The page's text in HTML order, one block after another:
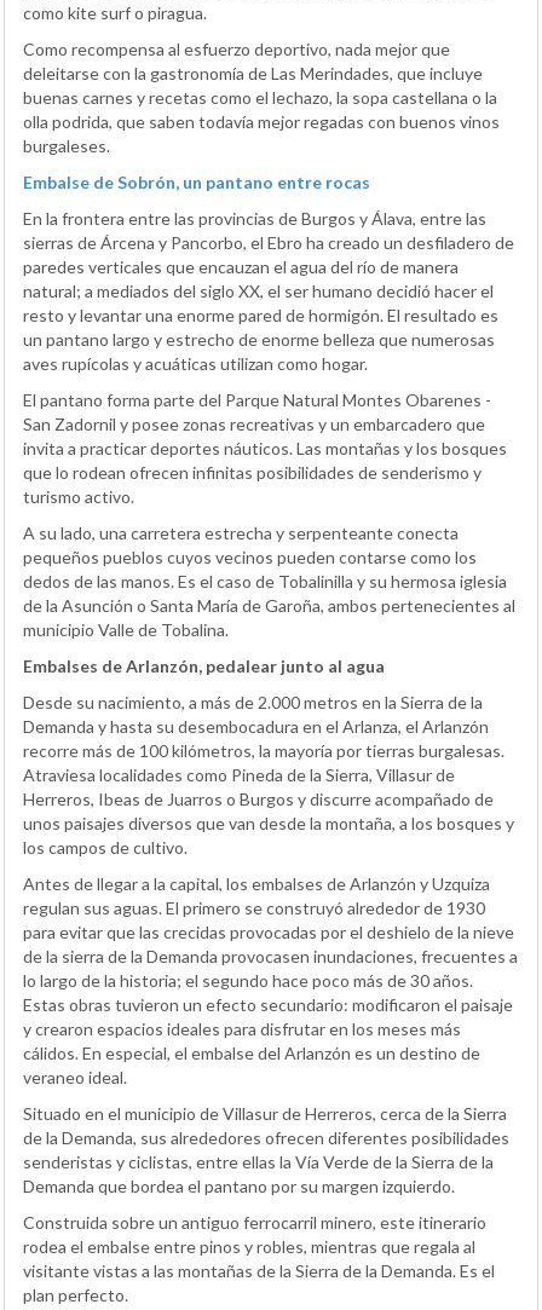
como kite surf o piragua.
Como recompensa al esfuerzo deportivo, nada mejor que
deleitarse con la gastronomía de Las Merindades, que incluye
buenas carnes y recetas como el lechazo, la sopa castellana o la
olla podrida, que saben todavía mejor regadas con buenos vinos
burgaleses.
Embalse de Sobrón, un pantano entre rocas
En la frontera entre las provincias de Burgos y Álava, entre las
sierras de Árcena y Pancorbo, el Ebro ha creado un desfiladero de
paredes verticales que encauzan el agua del río de manera
natural; a mediados del siglo XX, el ser humano decidió hacer el
resto y levantar una enorme pared de hormigón. El resultado es
un pantano largo y estrecho de enorme belleza que numerosas
aves rupícolas y acuáticas utilizan como hogar.
El pantano forma parte del Parque Natural Montes Obarenes -
San Zadornil y posee zonas recreativas y un embarcadero que
invita a practicar deportes náuticos. Las montañas y los bosques
que lo rodean ofrecen infinitas posibilidades de senderismo y
turismo activo.
A su lado, una carretera estrecha y serpenteante conecta
pequeños pueblos cuyos vecinos pueden contarse como los
dedos de las manos. Es el caso de Tobalinilla y su hermosa iglesia
de la Asunción o Santa María de Garoña, ambos pertenecientes al
municipio Valle de Tobalina.
Embalses de Arlanzón, pedalear junto al agua
Desde su nacimiento, a más de 2.000 metros en la Sierra de la
Demanda y hasta su desembocadura en el Arlanza, el Arlanzón
recorre más de 100 kilómetros, la mayoría por tierras burgalesas.
Atraviesa localidades como Pineda de la Sierra, Villasur de
Herreros, Ibeas de Juarros o Burgos y discurre acompañado de
unos paisajes diversos que van desde la montaña, a los bosques y
los campos de cultivo.
Antes de llegar a la capital, los embalses de Arlanzón y Uzquiza
regulan sus aguas. El primero se construyó alrededor de 1930
para evitar que las crecidas provocadas por el deshielo de la nieve
de la sierra de la Demanda provocasen inundaciones, frecuentes a
lo largo de la historia; el segundo hace poco más de 30 años.
Estas obras tuvieron un efecto secundario: modificaron el paisaje
y crearon espacios ideales para disfrutar en los meses más
cálidos. En especial, el embalse del Arlanzón es un destino de
veraneo ideal.
Situado en el municipio de Villasur de Herreros, cerca de la Sierra
de la Demanda, sus alrededores ofrecen diferentes posibilidades
senderistas y ciclistas, entre ellas la Vía Verde de la Sierra de la
Demanda que bordea el pantano por su margen izquierdo.
Construida sobre un antiguo ferrocarril minero, este itinerario
rodea el embalse entre pinos y robles, mientras que regala al
visitante vistas a las montañas de la Sierra de la Demanda. Es el
plan perfecto.